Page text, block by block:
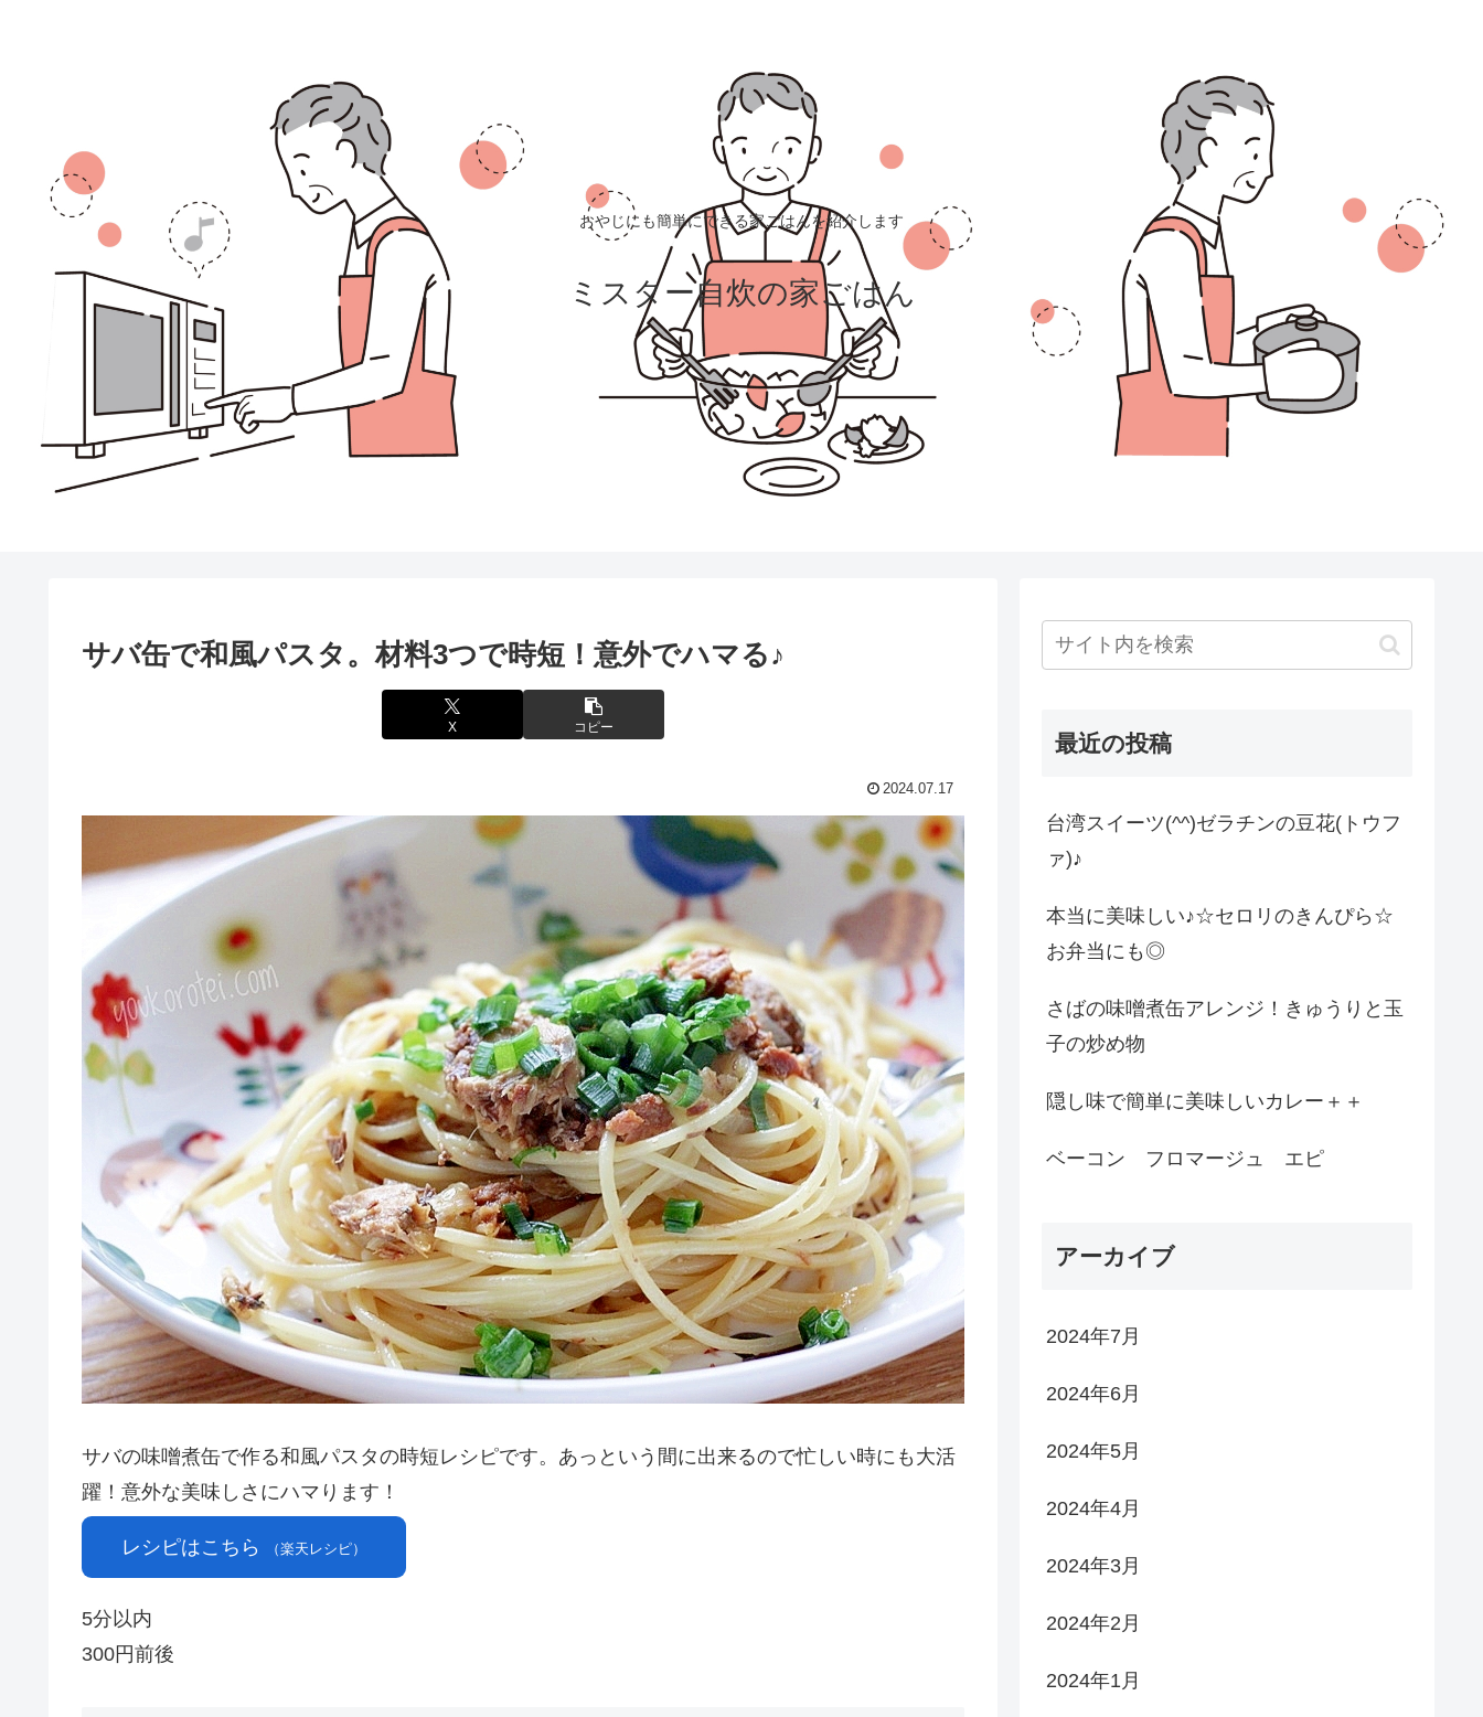
おやじにも簡単にできる家ごはんを紹介します
ミスター自炊の家ごはん
サバ缶で和風パスタ。材料3つで時短！意外でハマる♪
X コピー
2024.07.17
サバの味噌煮缶で作る和風パスタの時短レシピです。あっという間に出来るので忙しい時にも大活
躍！意外な美味しさにハマります！
レシピはこちら （楽天レシピ）
5分以内
300円前後
最近の投稿
台湾スイーツ(^^)ゼラチンの豆花(トウフ
ァ)♪
本当に美味しい♪☆セロリのきんぴら☆
お弁当にも◎
さばの味噌煮缶アレンジ！きゅうりと玉
子の炒め物
隠し味で簡単に美味しいカレー＋＋
ベーコン フロマージュ エピ
アーカイブ
2024年7月
2024年6月
2024年5月
2024年4月
2024年3月
2024年2月
2024年1月